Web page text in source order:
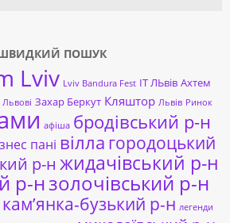
ПОШУК
Lviv Lviv Bandura Fest ІТ ЛЬвів Ахтем
Захар Беркут Кляштор Львів Ринок
афіша бродівський р-н
пані вілла городоцький
р-н жидачівський р-н
р-нзолочівський р-н
кам’янка-бузький р-н легенди